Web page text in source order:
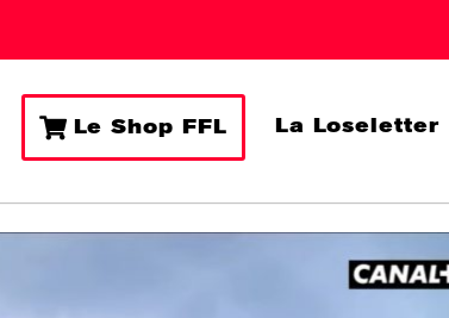
Le Shop FFL La Loseletter